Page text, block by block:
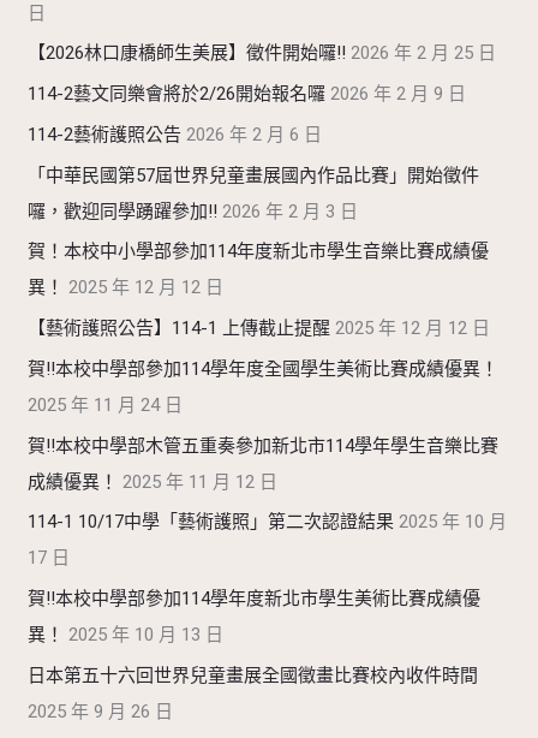
日
【2026林口康橋師生美展】徵件開始囉!! 2026 年 2 月 25 日
114-2藝文同樂會將於2/26開始報名囉 2026 年 2 月 9 日
114-2藝術護照公告 2026 年 2 月 6 日
「中華民國第57屆世界兒童畫展國內作品比賽」開始徵件
囉，歡迎同學踴躍參加!! 2026 年 2 月 3 日
賀！本校中小學部參加114年度新北市學生音樂比賽成績優
異！ 2025 年 12 月 12 日
【藝術護照公告】114-1 上傳截止提醒 2025 年 12 月 12 日
賀!!本校中學部參加114學年度全國學生美術比賽成績優異！
2025 年 11 月 24 日
賀!!本校中學部木管五重奏參加新北市114學年學生音樂比賽
成績優異！ 2025 年 11 月 12 日
114-1 10/17中學「藝術護照」第二次認證結果 2025 年 10 月
17 日
賀!!本校中學部參加114學年度新北市學生美術比賽成績優
異！ 2025 年 10 月 13 日
日本第五十六回世界兒童畫展全國徵畫比賽校內收件時間
2025 年 9 月 26 日